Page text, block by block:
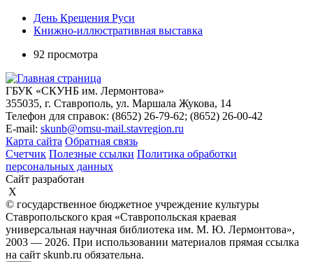
День Крещения Руси
Книжно-иллюстративная выставка
92 просмотра
ГБУК «СКУНБ им. Лермонтова»
355035, г. Ставрополь, ул. Маршала Жукова, 14
Телефон для справок: (8652) 26-79-62; (8652) 26-00-42
E-mail: skunb@omsu-mail.stavregion.ru
Карта сайта Обратная связь
Счетчик Полезные ссылки Политика обработки
персональных данных
Сайт разработан
X
© государственное бюджетное учреждение культуры
Ставропольского края «Ставропольская краевая
универсальная научная библиотека им. М. Ю. Лермонтова»,
2003 — 2026. При использовании материалов прямая ссылка
на сайт skunb.ru обязательна.